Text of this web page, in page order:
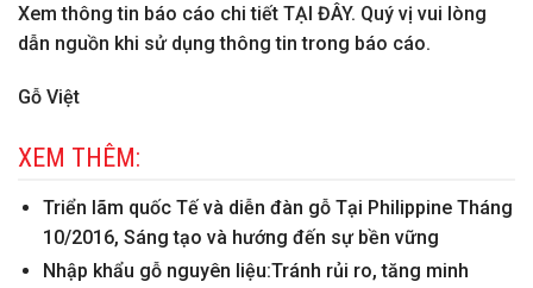
Xem thông tin báo cáo chi tiết TẠI ĐÂY. Quý vị vui lòng
dẫn nguồn khi sử dụng thông tin trong báo cáo.
Gỗ Việt
XEM THÊM:
Triển lãm quốc Tế và diễn đàn gỗ Tại Philippine Tháng
10/2016, Sáng tạo và hướng đến sự bền vững
Nhập khẩu gỗ nguyên liệu:Tránh rủi ro, tăng minh